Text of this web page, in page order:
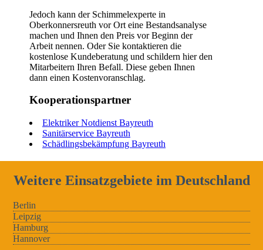
Jedoch kann der Schimmelexperte in
Oberkonnersreuth vor Ort eine Bestandsanalyse
machen und Ihnen den Preis vor Beginn der
Arbeit nennen. Oder Sie kontaktieren die
kostenlose Kundeberatung und schildern hier den
Mitarbeitern Ihren Befall. Diese geben Ihnen
dann einen Kostenvoranschlag.
Kooperationspartner
Elektriker Notdienst Bayreuth
Sanitärservice Bayreuth
Schädlingsbekämpfung Bayreuth
Weitere Einsatzgebiete im Deutschland
Berlin
Leipzig
Hamburg
Hannover